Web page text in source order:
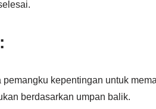
kepentingan untuk
berdasarkan umpan balik.